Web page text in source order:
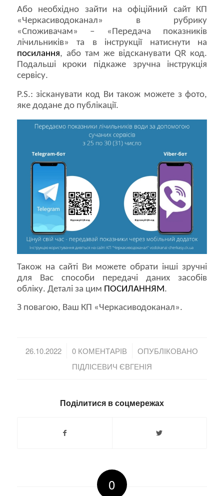
Або необхідно зайти на офіційний сайт КП
«Черкасиводоканал» в рубрику
«Споживачам» – «Передача показників
лічильників» та в інструкції натиснути на
посилання, або там же відсканувати QR код.
Подальші кроки підкаже зручна інструкція
сервісу.
P.S.: зісканувати код Ви також можете з фото,
яке додане до публікації.
Також на сайті Ви можете обрати інші зручні
для Вас способи передачі даних засобів
обліку. Деталі за цим ПОСИЛАННЯМ.
З повагою, Ваш КП «Черкасиводоканал».
26.10.2022
/ 0 КОМЕНТАРІВ
/
ОПУБЛІКОВАНО
ПІДЛІСЕВИЧ ЄВГЕНІЯ
Поділитися в соцмережах
0